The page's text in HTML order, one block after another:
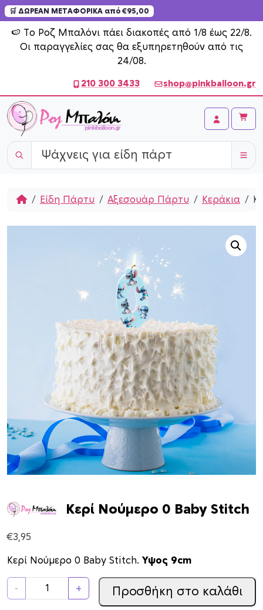
🛒 ΔΩΡΕΑΝ ΜΕΤΑΦΟΡΙΚΑ από €95,00
🍉 Το Ροζ Μπαλόνι πάει διακοπές από 1/8 έως 22/8.
Οι παραγγελίες σας θα εξυπηρετηθούν από τις
24/08.
Skip to content
210 300 3433 shop@pinkballoon.gr
Account
Cart
HomeΕίδη Πάρτυ Αξεσουάρ Πάρτυ Κεράκια
Κερί Νούμερο 0 Baby Stitch
€3,95
Κερί Νούμερο 0 Baby Stitch. Υψος 9cm
-
ε
+ Προσθήκη στο καλάθι